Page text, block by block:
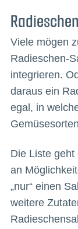
Viele mögen
Radieschen-
integrieren.
daraus ein
egal, in
Die Liste
an
„nur“ einen
weitere